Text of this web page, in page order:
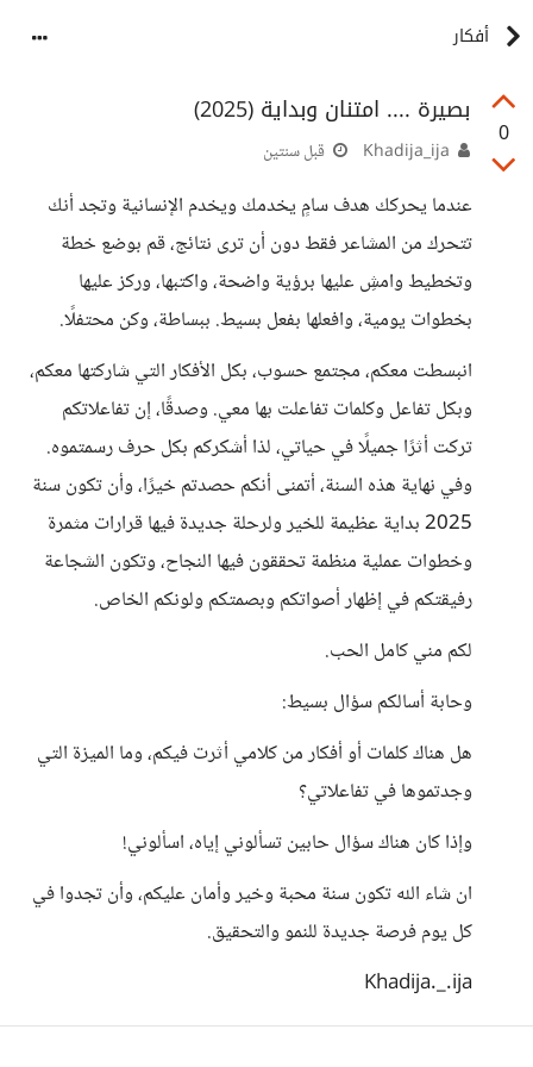
أفكار
0
بصيرة .... امتنان وبداية (2025)
قبل سنتين
عندما يحركك هدف سامٍ يخدمك ويخدم الإنسانية وتجد أنك
تتحرك من المشاعر فقط دون أن ترى نتائج، قم بوضع خطة
وتخطيط وامشِ عليها برؤية واضحة، واكتبها، وركز عليها
بخطوات يومية، وافعلها بفعل بسيط. ببساطة، وكن محتفلًا.
انبسطت معكم، مجتمع حسوب، بكل الأفكار التي شاركتها معكم،
وبكل تفاعل وكلمات تفاعلت بها معي. وصدقًا، إن تفاعلاتكم
تركت أثرًا جميلًا في حياتي، لذا أشكركم بكل حرف رسمتموه.
وفي نهاية هذه السنة، أتمنى أنكم حصدتم خيرًا، وأن تكون سنة
2025 بداية عظيمة للخير ولرحلة جديدة فيها قرارات مثمرة
وخطوات عملية منظمة تحققون فيها النجاح، وتكون الشجاعة
رفيقتكم في إظهار أصواتكم وبصمتكم ولونكم الخاص.
لكم مني كامل الحب.
وحابة أسالكم سؤال بسيط:
هل هناك كلمات أو أفكار من كلامي أثرت فيكم، وما الميزة التي
وجدتموها في تفاعلاتي؟
وإذا كان هناك سؤال حابين تسألوني إياه، اسألوني!
ان شاء الله تكون سنة محبة وخير وأمان عليكم، وأن تجدوا في
كل يوم فرصة جديدة للنمو والتحقيق.
Khadija._.ija